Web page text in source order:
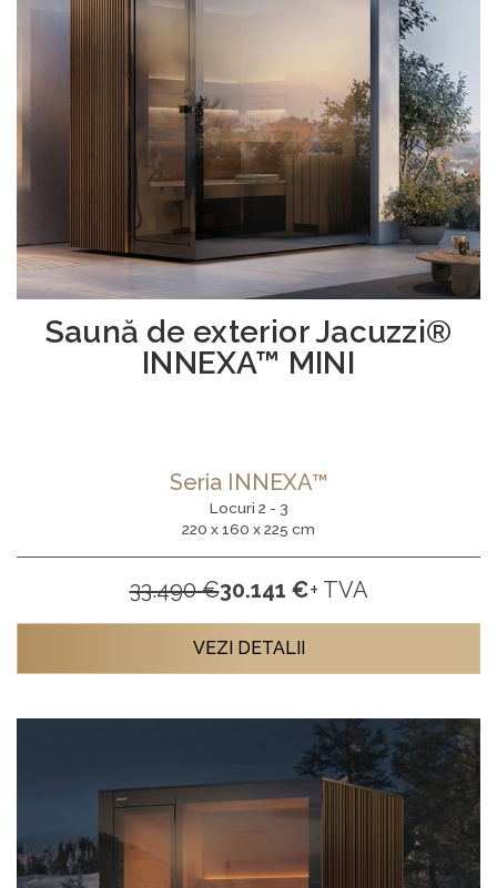
Saună de exterior Jacuzzi®
INNEXA™ MINI
Seria INNEXA™
Locuri 2 - 3
220 x 160 x 225 cm
33.490 €30.141 €+ TVA
VEZI DETALII